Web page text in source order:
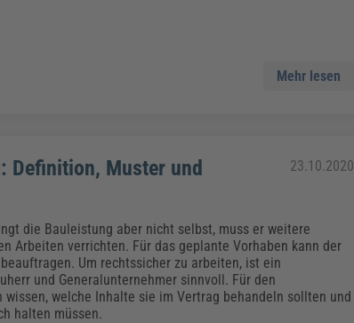
Mehr lesen
Definition, Muster und
23.10.2020
die Bauleistung aber nicht selbst, muss er weitere
Arbeiten verrichten. Für das geplante Vorhaben kann der
Um rechtssicher zu arbeiten, ist ein
und Generalunternehmer sinnvoll. Für den
welche Inhalte sie im Vertrag behandeln sollten und
halten müssen.